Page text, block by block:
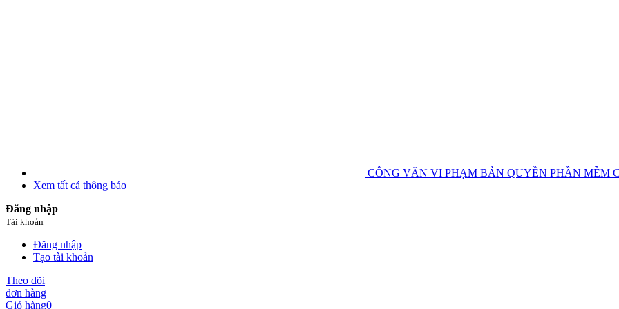
CÔNG VĂN VI PHẠM BẢN QUYỀN PHẦN MỀM
Xem tất cả thông báo
Đăng nhập
Tài khoản
Đăng nhập
Tạo tài khoản
Theo dõi
đơn hàng
Giỏ hàng0